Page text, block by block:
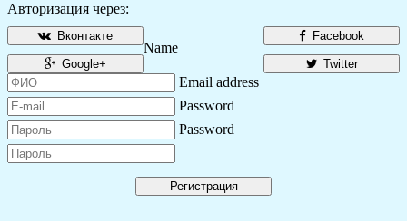
Авторизация через:
Facebook
Вконтакте
Twitter
Google+
Name
Email address
Password
Password
Регистрация